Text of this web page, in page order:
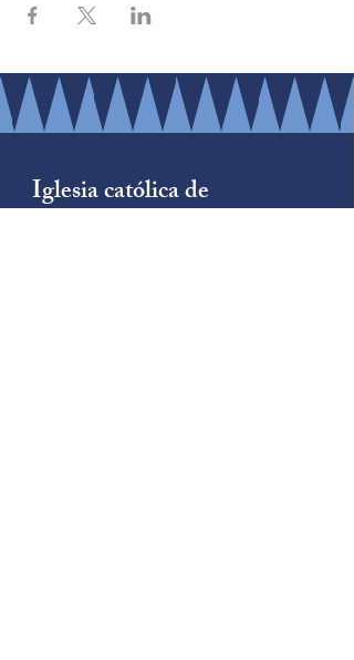
Iglesia católica de